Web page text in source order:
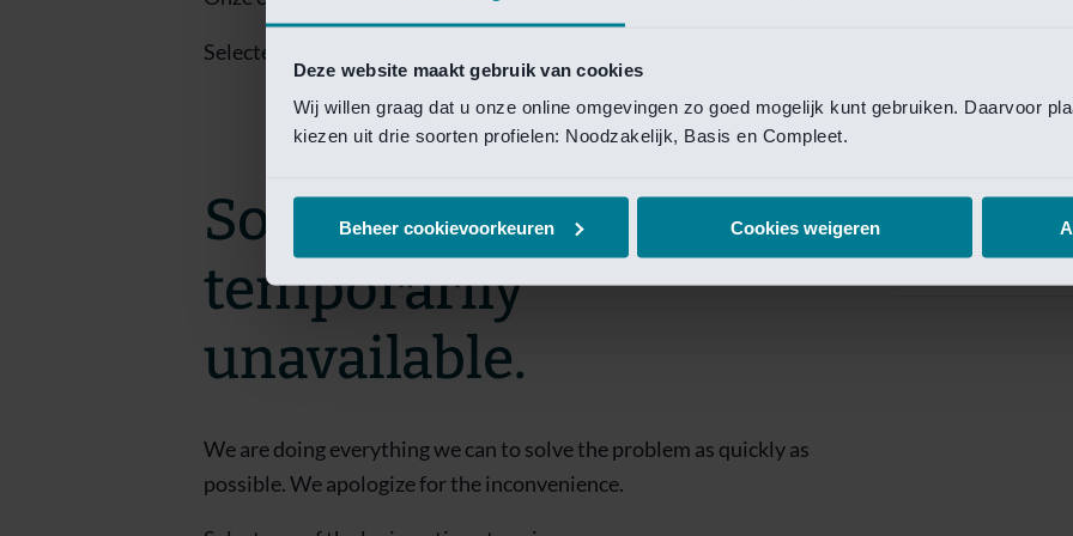
Deze website maakt gebruik van cookies
Wij willen graag dat u onze online omgevingen zo goed mogelijk kunt gebruiken. Daarvoor
kiezen uit drie soorten profielen: Noodzakelijk, Basis en Compleet.
Beheer cookievoorkeuren Cookies weigeren
Van Lanschot
Selecteer een van de login opties om toegang te krijgen.
Sorry! This page is
temporarily
unavailable.
We are doing everything we can to solve the problem as quickly as
possible. We apologize for the inconvenience.